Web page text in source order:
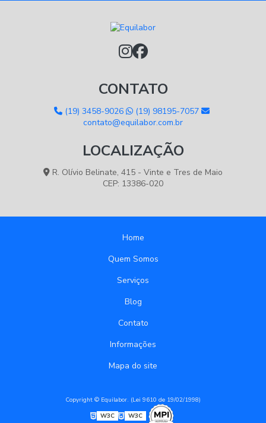
CONTATO
(19) 3458-9026
(19) 98195-7057
contato@equilabor.com.br
LOCALIZAÇÃO
R. Olívio Belinate, 415 - Vinte e Tres de Maio
CEP: 13386-020
Home
Quem Somos
Serviços
Blog
Contato
Informações
Mapa do site
Copyright © Equilabor. (Lei 9610 de 19/02/1998)
W3C
W3C